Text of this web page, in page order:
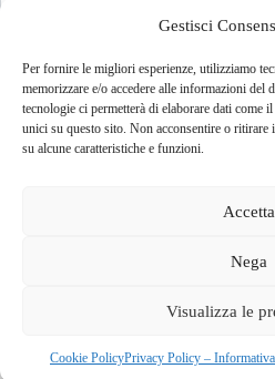
Gestisci
Per fornire le migliori esperienze, utilizziamo
memorizzare e/o accedere alle informazioni del
tecnologie ci permetterà di elaborare dati come
unici su questo sito. Non acconsentire o
su alcune caratteristiche e funzioni.
Accetta
Nega
Visualizza le
Cookie PolicyPrivacy Policy –
PREC
Via Valmarina, 25 – 24123Bergamo|
Copyright © 2026 - Tema WordPress
Themes